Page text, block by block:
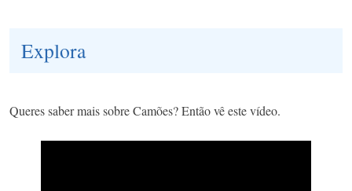
Explora
Queres saber mais sobre Camões? Então vê este vídeo.